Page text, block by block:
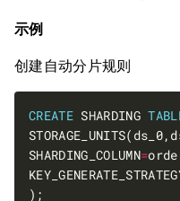
示例
创建自动分片规则
CREATE SHARDING
SHARDING_COLUMN=